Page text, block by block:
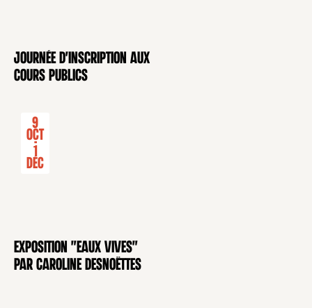
CONFÉRENCE
Journée d'inscription aux
cours publics
EXPOSITION
9
Oct
-
1
Déc
Exposition "Eaux Vives"
par Caroline Desnoëttes